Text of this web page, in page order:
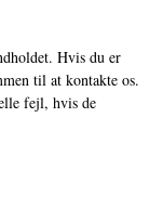
Hvis du er
til at kontakte os.
fejl, hvis de